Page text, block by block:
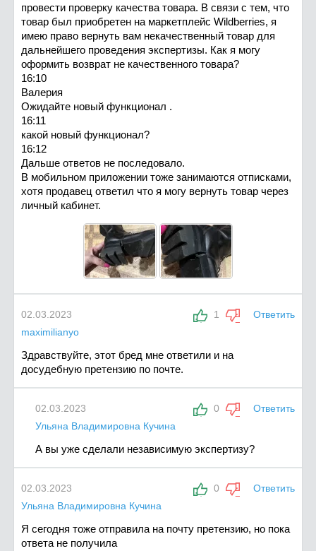
провести проверку качества товара. В связи с тем, что
товар был приобретен на маркетплейс Wildberries, я
имею право вернуть вам некачественный товар для
дальнейшего проведения экспертизы. Как я могу
оформить возврат не качественного товара?
16:10
Валерия
Ожидайте новый функционал .
16:11
какой новый функционал?
16:12
Дальше ответов не последовало.
В мобильном приложении тоже занимаются отписками,
хотя продавец ответил что я могу вернуть товар через
личный кабинет.
1 Ответить
02.03.2023
maximilianyo
Здравствуйте, этот бред мне ответили и на
досудебную претензию по почте.
0 Ответить
02.03.2023
Ульяна Владимировна Кучина
А вы уже сделали независимую экспертизу?
0 Ответить
02.03.2023
Ульяна Владимировна Кучина
Я сегодня тоже отправила на почту претензию, но пока
ответа не получила